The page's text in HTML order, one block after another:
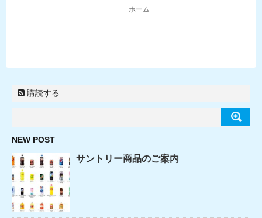
ホーム
購読する
NEW POST
サントリー商品のご案内